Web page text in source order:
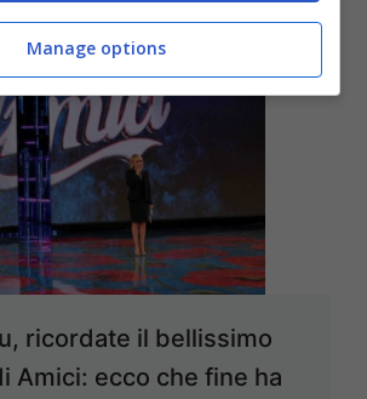
ricordate il bellissimo
Amici: ecco che fine ha
Manage options